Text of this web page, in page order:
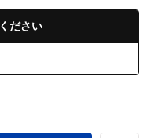
ださい